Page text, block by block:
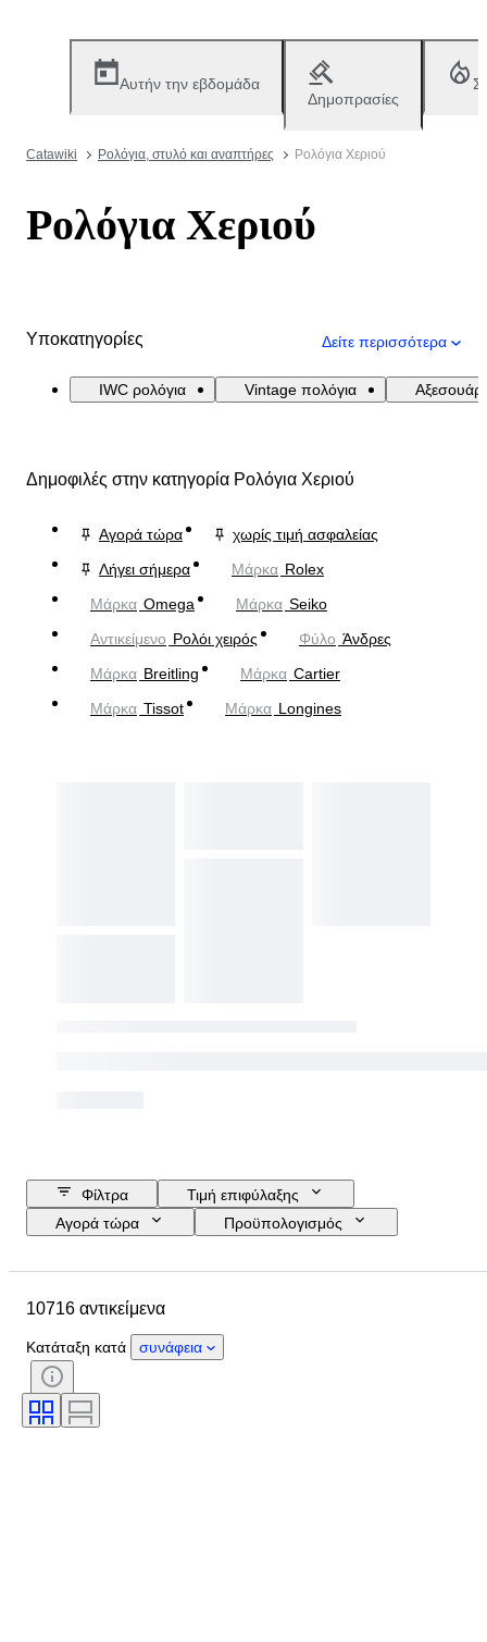
Αυτήν την εβδομάδα
Δημοπρασίες
Catawiki Ρολόγια, στυλό και αναπτήρες Ρολόγια Χεριού
Ρολόγια Χεριού
Υποκατηγορίες Δείτε περισσότερα
IWC ρολόγια Vintage πολόγια Αξεσουάρ
Δημοφιλές στην κατηγορία Ρολόγια Χεριού
Αγορά τώρα
χωρίς τιμή ασφαλείας
Λήγει σήμερα
Μάρκα Rolex
Μάρκα Omega Μάρκα Seiko
Αντικείμενο Ρολόι χειρός Φύλο Άνδρες
Μάρκα Breitling Μάρκα Cartier
Μάρκα Tissot Μάρκα Longines
Φίλτρα
Τιμή επιφύλαξης
Αγορά τώρα
Προϋπολογισμός
Λουράκι ρολογιού - μήκος
Country of origin
Φύλο
Κατάσταση
Περίοδος
Θέμα
10716 αντικείμενα
Κατάταξη κατά συνάφεια